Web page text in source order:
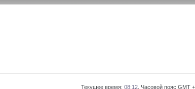
Текущее время: 08:12 . Часовой пояс GMT